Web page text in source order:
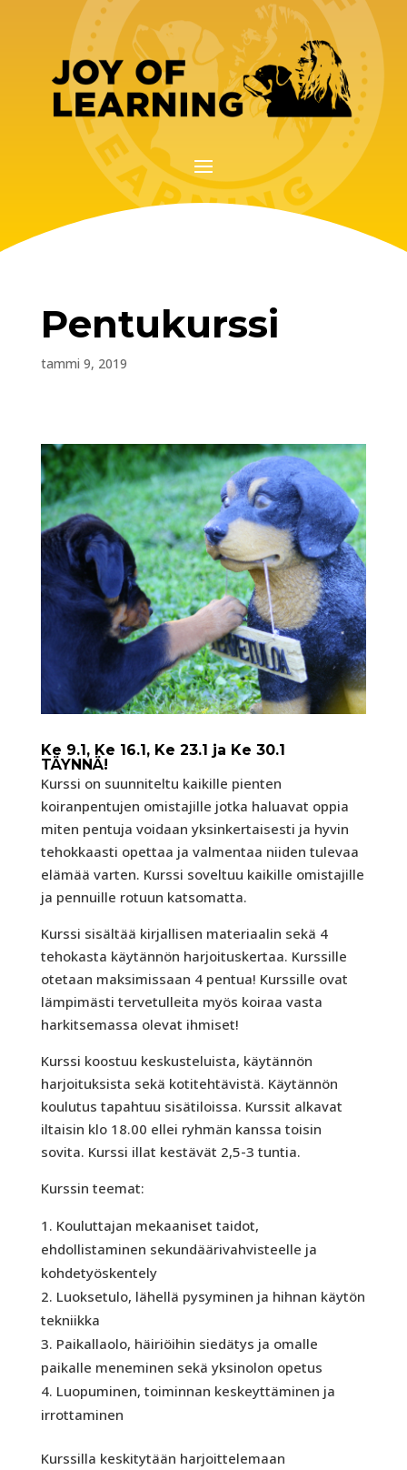
Pentukurssi
tammi 9, 2019
Ke 9.1, Ke 16.1, Ke 23.1 ja Ke 30.1
TÄYNNÄ!
Kurssi on suunniteltu kaikille pienten
koiranpentujen omistajille jotka haluavat oppia
miten pentuja voidaan yksinkertaisesti ja hyvin
tehokkaasti opettaa ja valmentaa niiden tulevaa
elämää varten. Kurssi soveltuu kaikille omistajille
ja pennuille rotuun katsomatta.
Kurssi sisältää kirjallisen materiaalin sekä 4
tehokasta käytännön harjoituskertaa. Kurssille
otetaan maksimissaan 4 pentua! Kurssille ovat
lämpimästi tervetulleita myös koiraa vasta
harkitsemassa olevat ihmiset!
Kurssi koostuu keskusteluista, käytännön
harjoituksista sekä kotitehtävistä. Käytännön
koulutus tapahtuu sisätiloissa. Kurssit alkavat
iltaisin klo 18.00 ellei ryhmän kanssa toisin
sovita. Kurssi illat kestävät 2,5-3 tuntia.
Kurssin teemat:
Kouluttajan mekaaniset taidot,
ehdollistaminen sekundäärivahvisteelle ja
kohdetyöskentely
Luoksetulo, lähellä pysyminen ja hihnan käytön
tekniikka
Paikallaolo, häiriöihin siedätys ja omalle
paikalle meneminen sekä yksinolon opetus
Luopuminen, toiminnan keskeyttäminen ja
irrottaminen
Kurssilla keskitytään harjoittelemaan